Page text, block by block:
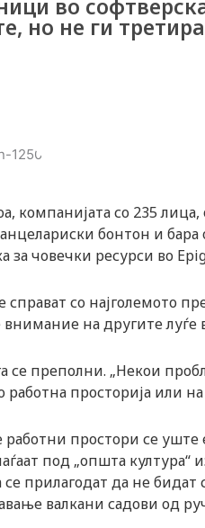
t
o
k
-
i
c
o
n
во
но не ги
компанијата со 235
бонтон и
за човечки ресурси во
справат со најголемото
на другите луѓе
се преполни. „Некои
работна просторија или
простори се
под „општа култура“
прилагодат да не
валкани садови од